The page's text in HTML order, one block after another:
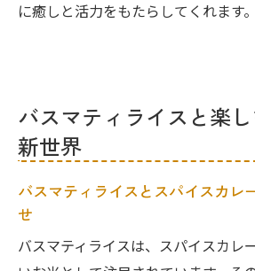
に癒しと活力をもたらしてくれます。
バスマティライスと楽
新世界
バスマティライスとスパイスカレ
せ
バスマティライスは、スパイスカレ